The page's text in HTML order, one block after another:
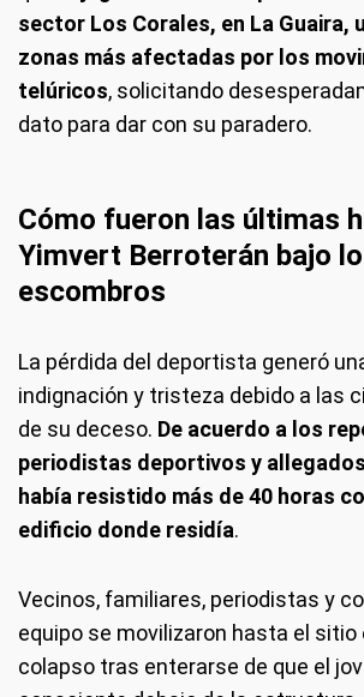
sector Los Corales, en La Guaira,
zonas más afectadas por los
telúricos, solicitando
dato para dar con su paradero.
Cómo fueron las últimas
Yimvert Berroterán bajo
escombros
La pérdida del deportista generó
indignación y tristeza debido a las
de su deceso. De acuerdo a los
periodistas deportivos y
había resistido más de 40 horas
edificio donde residía.
Vecinos, familiares, periodistas y
equipo se movilizaron hasta el sitio
colapso tras enterarse de que el